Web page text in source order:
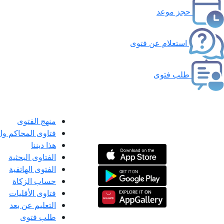
حجز موعد
استعلام عن فتوى
طلب فتوى
منهج الفتوى
فتاوى المحاكم
هذا ديننا
الفتاوى البحثية
الفتوى الهاتفية
حساب الزكاة
فتاوى الأقليات
التعليم عن بعد
طلب فتوى